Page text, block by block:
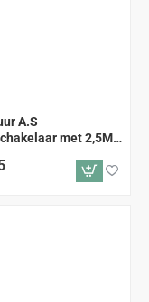
A.S
met 2,5M